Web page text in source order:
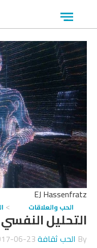
Open
menu
EJ Hassenfratz
الحب والعلاقات
التحليل
By الحب ثقافة06-23